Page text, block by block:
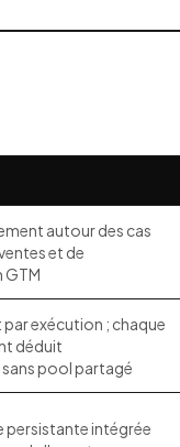
autour des cas
et de
exécution ; chaque
déduit
pool partagé
persistante intégrée